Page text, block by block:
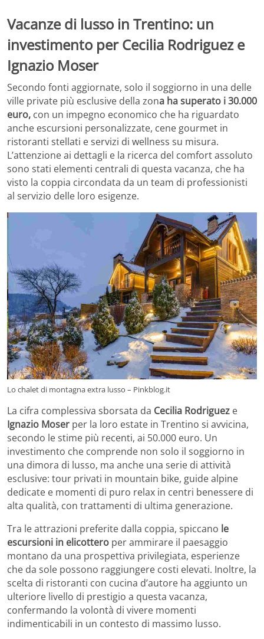
Vacanze di lusso in Trentino: un
investimento per Cecilia Rodriguez e
Ignazio Moser
Secondo fonti aggiornate, solo il soggiorno in una delle
ville private più esclusive della zona ha superato i 30.000
euro, con un impegno economico che ha riguardato
anche escursioni personalizzate, cene gourmet in
ristoranti stellati e servizi di wellness su misura.
L’attenzione ai dettagli e la ricerca del comfort assoluto
sono stati elementi centrali di questa vacanza, che ha
visto la coppia circondata da un team di professionisti
al servizio delle loro esigenze.
Lo chalet di montagna extra lusso – Pinkblog.it
La cifra complessiva sborsata da Cecilia Rodriguez e
Ignazio Moser per la loro estate in Trentino si avvicina,
secondo le stime più recenti, ai 50.000 euro. Un
investimento che comprende non solo il soggiorno in
una dimora di lusso, ma anche una serie di attività
esclusive: tour privati in mountain bike, guide alpine
dedicate e momenti di puro relax in centri benessere di
alta qualità, con trattamenti di ultima generazione.
Tra le attrazioni preferite dalla coppia, spiccano le
escursioni in elicottero per ammirare il paesaggio
montano da una prospettiva privilegiata, esperienze
che da sole possono raggiungere costi elevati. Inoltre, la
scelta di ristoranti con cucina d’autore ha aggiunto un
ulteriore livello di prestigio a questa vacanza,
confermando la volontà di vivere momenti
indimenticabili in un contesto di massimo lusso.